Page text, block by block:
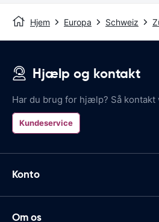
Hjem Europa Schweiz
Hjælp og kontakt
Har du brug for hjælp? Så
Kundeservice
Konto
Om os